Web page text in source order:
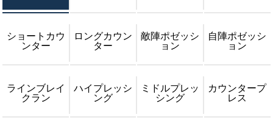
ショートカウ
ンター
ロングカウン
ター
敵陣ポゼッシ
ョン
自陣ポゼッシ
ョン
ラインブレイ
クラン
ハイプレッシ
ング
ミドルプレッ
シング
カウンタープ
レス